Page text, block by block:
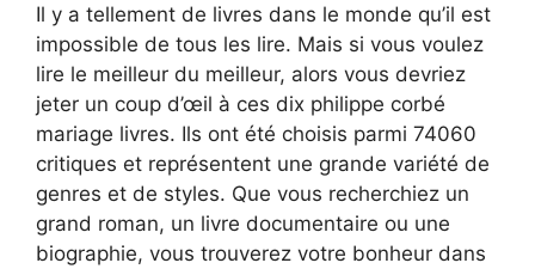
Il y a tellement de livres dans le monde qu’il est
impossible de tous les lire. Mais si vous voulez
lire le meilleur du meilleur, alors vous devriez
jeter un coup d’œil à ces dix philippe corbé
mariage livres. Ils ont été choisis parmi 74060
critiques et représentent une grande variété de
genres et de styles. Que vous recherchiez un
grand roman, un livre documentaire ou une
biographie, vous trouverez votre bonheur dans